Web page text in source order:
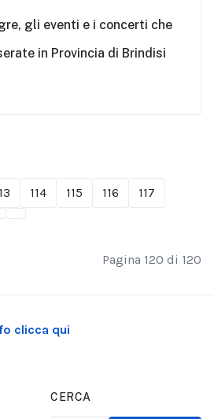
gli eventi e i concerti che
in Provincia di Brindisi
114 115 116
117
Pagina 120 di 120
clicca qui
CERCA